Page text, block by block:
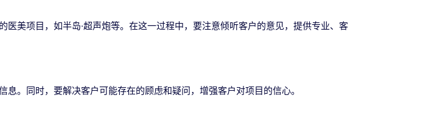
美项目，如半岛·超声炮等。在这一过程中，要注意倾听客户的意见，提供专业、客
。同时，要解决客户可能存在的顾虑和疑问，增强客户对项目的信心。